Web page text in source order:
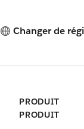
Changer de
PRODUIT
PRODUIT